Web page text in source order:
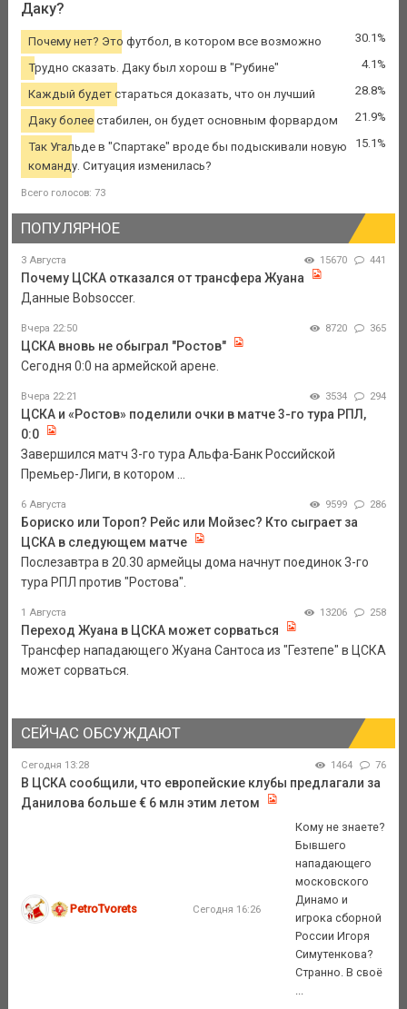
Даку?
Почему нет? Это футбол, в котором все возможно 30.1%
Трудно сказать. Даку был хорош в "Рубине" 4.1%
Каждый будет стараться доказать, что он лучший 28.8%
Даку более стабилен, он будет основным форвардом 21.9%
Так Угальде в "Спартаке" вроде бы подыскивали новую
команду. Ситуация изменилась?
15.1%
Всего голосов: 73
ПОПУЛЯРНОЕ
3 Августа 15670 441
Почему ЦСКА отказался от трансфера Жуана
Данные Bobsoccer.
Вчера 22:50 8720 365
ЦСКА вновь не обыграл "Ростов"
Сегодня 0:0 на армейской арене.
Вчера 22:21 3534 294
ЦСКА и «Ростов» поделили очки в матче 3-го тура РПЛ,
0:0
Завершился матч 3-го тура Альфа-Банк Российской
Премьер-Лиги, в котором ...
6 Августа 9599 286
Бориско или Тороп? Рейс или Мойзес? Кто сыграет за
ЦСКА в следующем матче
Послезавтра в 20.30 армейцы дома начнут поединок 3-го
тура РПЛ против "Ростова".
1 Августа 13206 258
Переход Жуана в ЦСКА может сорваться
Трансфер нападающего Жуана Сантоса из "Гезтепе" в ЦСКА
может сорваться.
СЕЙЧАС ОБСУЖДАЮТ
Сегодня 13:28 1464 76
В ЦСКА сообщили, что европейские клубы предлагали за
Данилова больше € 6 млн этим летом
PetroTvorets Сегодня 16:26
Кому не знаете?
Бывшего
нападающего
московского
Динамо и
игрока сборной
России Игоря
Симутенкова?
Странно. В своё
...